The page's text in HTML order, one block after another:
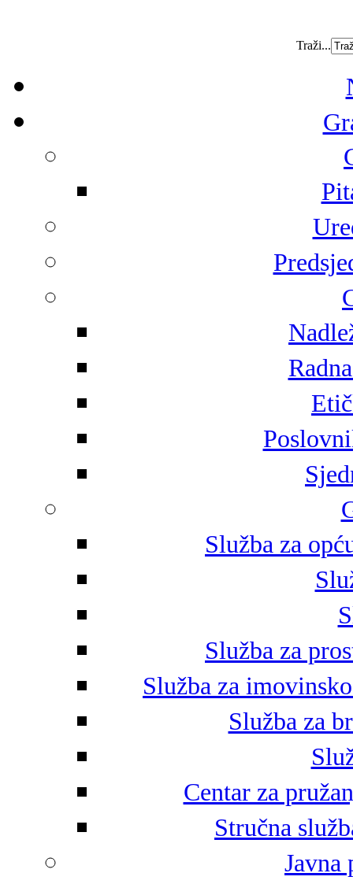
Traži...
Služba za
Služba za
Služba za
Služba za
Centar za
Stručna
Javna